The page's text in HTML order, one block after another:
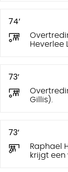
74’
Heverlee
73’
Gillis).
73’
Raphael
krijgt een